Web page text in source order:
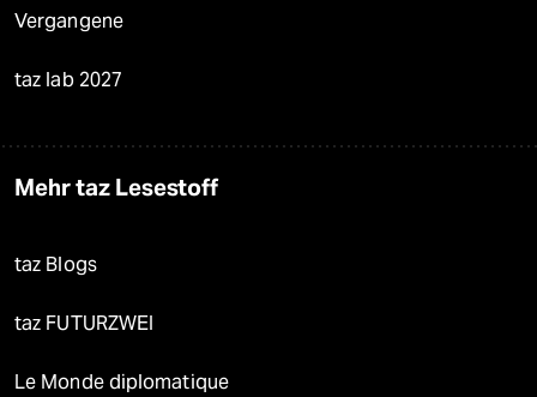
Vergangene
taz lab 2027
Mehr taz Lesestoff
taz Blogs
taz FUTURZWEI
Le Monde diplomatique